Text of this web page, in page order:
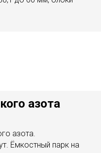
азота
азота.
Ёмкостный парк на